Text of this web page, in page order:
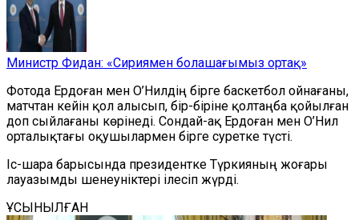
Министр Фидан: «Сириямен болашағымыз ортақ»
Фотода Ердоған мен О’Нилдің бірге баскетбол ойнағаны,
матчтан кейін қол алысып, бір-біріне қолтаңба қойылған
доп сыйлағаны көрінеді. Сондай-ақ Ердоған мен О’Нил
орталықтағы оқушылармен бірге суретке түсті.
Іс-шара барысында президентке Түркияның жоғары
лауазымды шенеуніктері ілесіп жүрді.
ҰСЫНЫЛҒАН